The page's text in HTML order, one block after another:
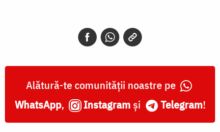
Alătură-te comunității noastre pe
WhatsApp, Instagram și Telegram!